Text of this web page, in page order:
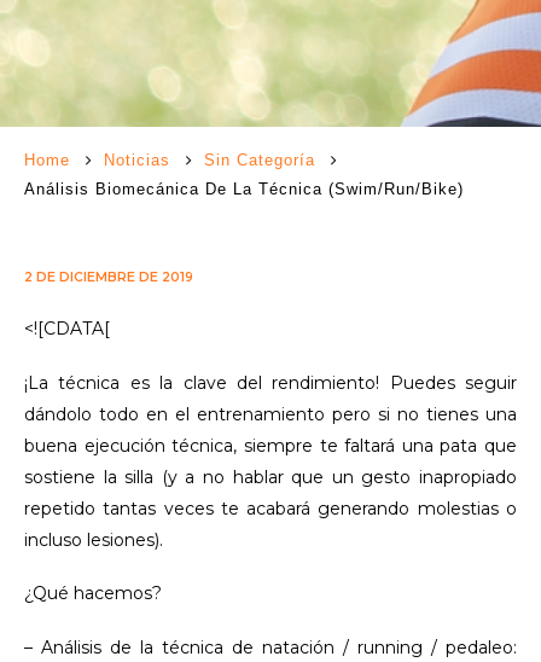
Home Noticias
Sin Categoría
Análisis Biomecánica De La Técnica (swim/run/bike)
2 DE DICIEMBRE DE 2019
<![CDATA[
¡La técnica es la clave del rendimiento! Puedes seguir
dándolo todo en el entrenamiento pero si no tienes una
buena ejecución técnica, siempre te faltará una pata que
sostiene la silla (y a no hablar que un gesto inapropiado
repetido tantas veces te acabará generando molestias o
incluso lesiones).
¿Qué hacemos?
– Análisis de la técnica de natación / running / pedaleo: